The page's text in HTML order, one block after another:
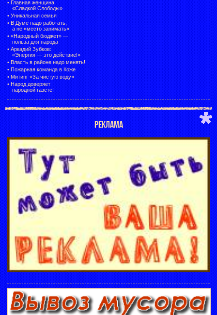
• Главная женщина
«Сладкой Слободы»
• Уникальная семья
• В Думе надо работать,
а не «место занимать»!
• «Народный бюджет» —
польза для народа
• Аркадий Зубков:
«Энергия — это действие!»
• Власть в районе надо менять!
• Пожарная команда в Коже
• Митинг «За чистую воду»
• Народ доверяет
народной газете!
РЕКЛАМА